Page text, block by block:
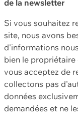
de la newsletter
Si vous souhaitez
site, nous avons
d'informations
bien le propriétaire
vous acceptez de
collectons pas
données
demandées et ne